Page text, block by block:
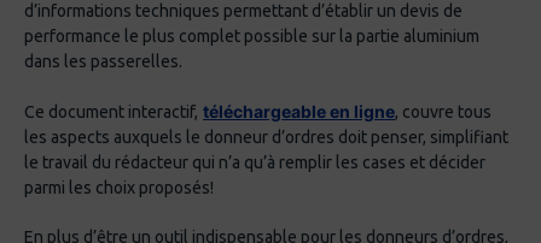
d’informations techniques permettant d’établir un devis de
performance le plus complet possible sur la partie aluminium
dans les passerelles.
Ce document interactif, téléchargeable en ligne, couvre tous
les aspects auxquels le donneur d’ordres doit penser, simplifiant
le travail du rédacteur qui n’a qu’à remplir les cases et décider
parmi les choix proposés!
En plus d’être un outil indispensable pour les donneurs d’ordres,